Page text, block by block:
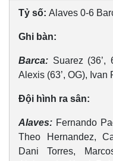
Tỷ số: Alaves 0-6
Ghi bàn:
Barca: Suarez (36’,
Alexis (63’, OG), Ivan
Đội hình ra sân:
Alaves: Fernando
Theo Hernandez,
Dani Torres,